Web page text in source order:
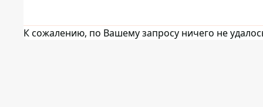
К сожалению, по Вашему запросу ничего не